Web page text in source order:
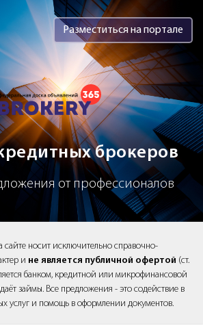
Рейтинг кредитных
Разместиться на портале
брокеров
от профессионалов
носит исключительно справочно-
и не является публичной офертой (ст.
банком, кредитной или микрофинансовой
займы. Все предложения - это содействие в
услуг и помощь в оформлении документов.